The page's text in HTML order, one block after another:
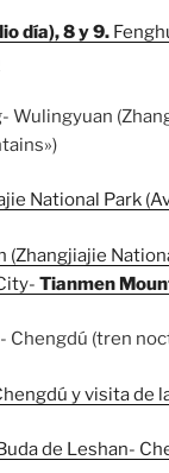
día), 8 y 9.
Wulingyuan (Zh
National Park
(Zhangjiajie
Tianmen
Chengdú (tren
y visita de
de Leshan-